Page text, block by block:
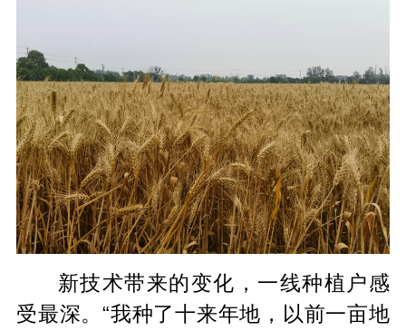
新技术带来的变化，一线种植户感
受最深。“我种了十来年地，以前一亩地